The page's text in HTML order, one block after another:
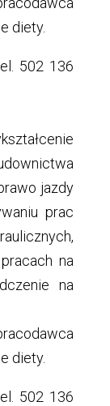
diety.
502 136
jazdy
prac
na
na
diety.
502 136